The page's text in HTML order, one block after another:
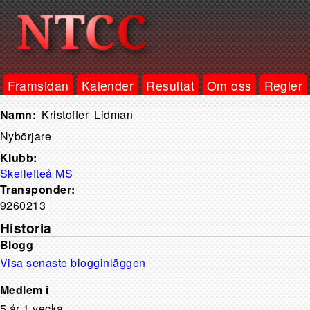
Framsidan Kalender Resultat Om oss Regler
Kristoffer Lidman
Nybörjare
Klubb:
Skellefteå MS
Transponder:
9260213
Historia
Blogg
Visa senaste blogginläggen
Medlem i